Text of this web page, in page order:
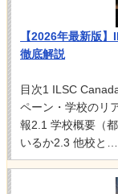
【2026年最新版
徹底解説
目次1 ILSC
ペーン・学校のリ
報2.1 学校概要（
いるか2.3 他校と…